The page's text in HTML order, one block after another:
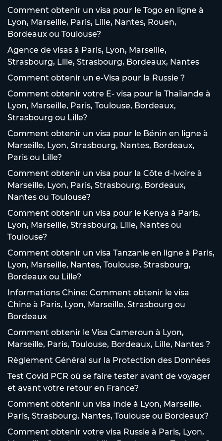
Comment obtenir un visa pour le Togo en ligne à
Lyon, Marseille, Paris, Lille, Nantes, Rouen,
Bordeaux ou Toulouse?
Agence de visas à Paris, Lyon, Marseille,
Strasbourg, Lille, Strasbourg, Bordeaux, Nantes
Comment obtenir un e-Visa pour la Russie ?
Comment obtenir votre E- visa pour la Thaïlande à
Lyon, Marseille, Paris, Toulouse, Bordeaux,
Strasbourg ou Lille?
Comment obtenir un visa pour le Bénin en ligne à
Marseille, Lyon, Strasbourg, Nantes, Bordeaux,
Paris ou Lille?
Comment obtenir un visa pour la Côte d-Ivoire à
Marseille, Lyon, Paris, Strasbourg, Bordeaux,
Nantes ou Toulouse?
Comment obtenir un visa pour le Kenya à Paris,
Lyon, Marseille, Strasbourg, Lille, Nantes ou
Toulouse?
Comment obtenir un visa Tanzanie en ligne à Paris,
Lyon, Marseille, Nantes, Toulouse, Strasbourg,
Bordeaux ou Lille?
Informations Chine: Comment obtenir le visa
Chine à Paris, Lyon, Marseille, Strasbourg ou
Bordeaux
Comment obtenir le Visa Cameroun à Lyon,
Marseille, Paris, Toulouse, Bordeaux, Lille, Nantes ?
Règlement Général sur la Protection des Données
Test Covid PCR où se faire tester avant de voyager
et avant votre retour en France?
Comment obtenir un visa Inde à Lyon, Marseille,
Paris, Strasbourg, Nantes, Toulouse ou Bordeaux?
Comment obtenir votre visa Russie à Paris, Lyon,